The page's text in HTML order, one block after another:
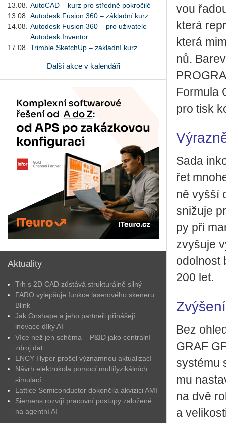
13.08.
AutoCAD – kurz pro středně pokročilé
13.08.
Autodesk Fusion 360 – základní kurz
14.08.
Autodesk Fusion 360 – pro uživatele
Autodesk Inventor
17.08.
Trimble SketchUp – základní kurz
Další akce v kalendáři
Aktuality
Trh s 2D CAD zůstává strukturálně silný
FARO vylepšuje funkce laserového skeneru
Blink
Jak Onshape a jeho partneři přinášejí
inovace díky AI
Více než jen schéma – P&ID jako centrální
zdroj dat
ENCY Hyper prošel významnou aktualizací
Návrh elektrokola pomocí multifyzikálních
simulací
Lattice Semiconductor dokončila akvizici AMI
Siemens rozvíjí pracovní postupy založené
na agentní AI
vou
která
která
nů.
For­mu­la
pro tisk
Sada
řet
ně vyšší
sni­žu­je
py při
zvy­šu­je
odol­nost
200 let.
Bez
GRAF
sys­té­mu
mu
na dvě
a